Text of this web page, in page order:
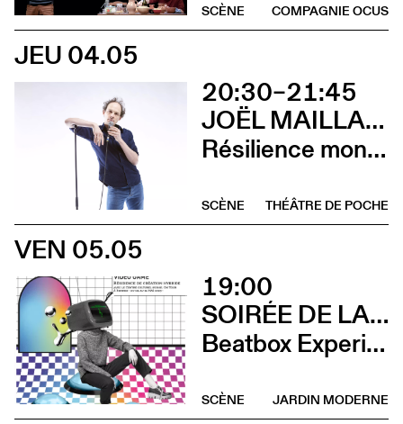
COMPAGNIE OCUS
SCÈNE
JEU 04.05
20:30–21:45
JOËL MAILLARD
Résilience mon cul
THÉÂTRE DE POCHE
SCÈNE
VEN 05.05
19:00
SOIRÉE DE LANCEMENT DU CCS ON TOUR À RENNES
Beatbox Experimental Video Game + Andrina Bollinger
JARDIN MODERNE
SCÈNE